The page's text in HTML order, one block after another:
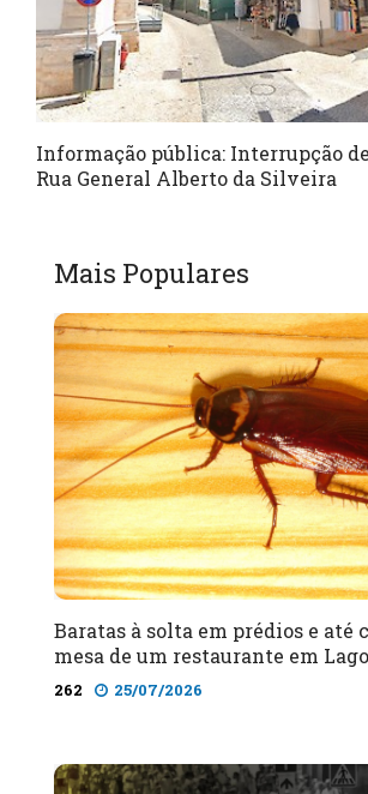
Informação pública: Interrupção
Rua General Alberto da Silveira
Mais Populares
Baratas à solta em prédios e até
mesa de um restaurante em
262 25/07/2026